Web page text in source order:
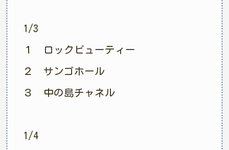
1/3
１ ロックビューティー
２ サンゴホール
３ 中の島チャネル
1/4